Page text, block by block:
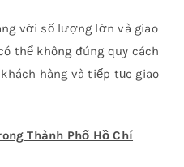
với số lượng lớn và giao
thể không đúng quy cách
hàng và tiếp tục giao
Thành Phố Hồ Chí